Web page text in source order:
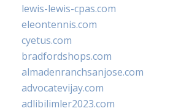
lewis-lewis-cpas.com
eleontennis.com
cyetus.com
bradfordshops.com
almadenranchsanjose.com
advocatevijay.com
adlibilimler2023.com